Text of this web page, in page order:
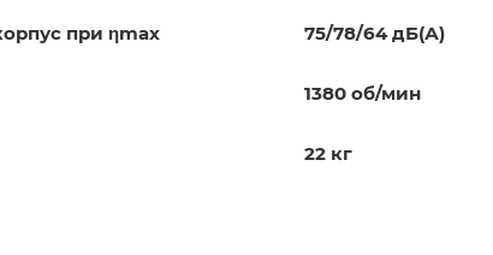
корпус при ηmax 75/78/64 дБ(А)
1380 об/мин
22 кг